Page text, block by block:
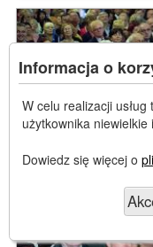
Informacja o
W celu realizacji
użytkownika
Dowiedz się więcej o